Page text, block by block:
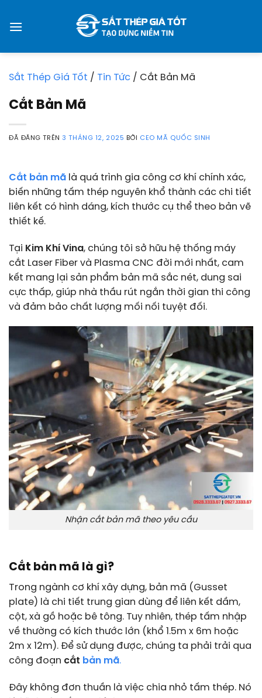
đến
dung
Sắt Thép Giá Tốt / Tin Tức / Cắt Bản Mã
Cắt Bản Mã
ĐÃ ĐĂNG TRÊN 3 THÁNG 12, 2025 BỞI CEO MÃ QUỐC SINH
Cắt bản mã là quá trình gia công cơ khí chính xác,
biến những tấm thép nguyên khổ thành các chi tiết
liên kết có hình dáng, kích thước cụ thể theo bản vẽ
thiết kế.
Tại Kim Khí Vina, chúng tôi sở hữu hệ thống máy
cắt Laser Fiber và Plasma CNC đời mới nhất, cam
kết mang lại sản phẩm bản mã sắc nét, dung sai
cực thấp, giúp nhà thầu rút ngắn thời gian thi công
và đảm bảo chất lượng mối nối tuyệt đối.
Nhận cắt bản mã theo yêu cầu
Cắt bản mã là gì?
Trong ngành cơ khí xây dựng, bản mã (Gusset
plate) là chi tiết trung gian dùng để liên kết dầm,
cột, xà gồ hoặc bê tông. Tuy nhiên, thép tấm nhập
về thường có kích thước lớn (khổ 1.5m x 6m hoặc
2m x 12m). Để sử dụng được, chúng ta phải trải qua
công đoạn cắt bản mã.
Đây không đơn thuần là việc chia nhỏ tấm thép. Nó